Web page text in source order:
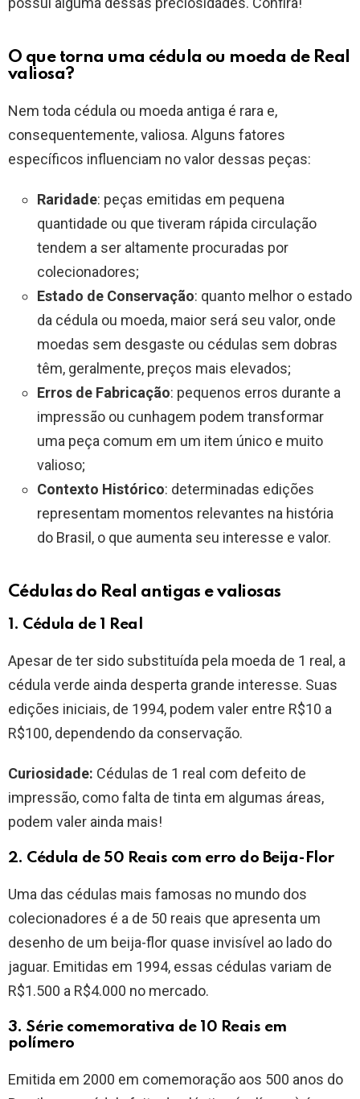
O que torna uma cédula ou moeda de Real
valiosa?
Nem toda cédula ou moeda antiga é rara e,
consequentemente, valiosa. Alguns fatores
específicos influenciam no valor dessas peças:
Raridade: peças emitidas em pequena
quantidade ou que tiveram rápida circulação
tendem a ser altamente procuradas por
colecionadores;
Estado de Conservação: quanto melhor o estado
da cédula ou moeda, maior será seu valor, onde
moedas sem desgaste ou cédulas sem dobras
têm, geralmente, preços mais elevados;
Erros de Fabricação: pequenos erros durante a
impressão ou cunhagem podem transformar
uma peça comum em um item único e muito
valioso;
Contexto Histórico: determinadas edições
representam momentos relevantes na história
do Brasil, o que aumenta seu interesse e valor.
Cédulas do Real antigas e valiosas
1. Cédula de 1 Real
Apesar de ter sido substituída pela moeda de 1 real, a
cédula verde ainda desperta grande interesse. Suas
edições iniciais, de 1994, podem valer entre R$10 a
R$100, dependendo da conservação.
Curiosidade: Cédulas de 1 real com defeito de
impressão, como falta de tinta em algumas áreas,
podem valer ainda mais!
2. Cédula de 50 Reais com erro do Beija-Flor
Uma das cédulas mais famosas no mundo dos
colecionadores é a de 50 reais que apresenta um
desenho de um beija-flor quase invisível ao lado do
jaguar. Emitidas em 1994, essas cédulas variam de
R$1.500 a R$4.000 no mercado.
3. Série comemorativa de 10 Reais em
polímero
Emitida em 2000 em comemoração aos 500 anos do